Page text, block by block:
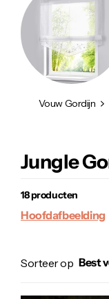
Vouw Gordijn
Jungle
18 producten
Hoofdafbeelding
Sorteer op